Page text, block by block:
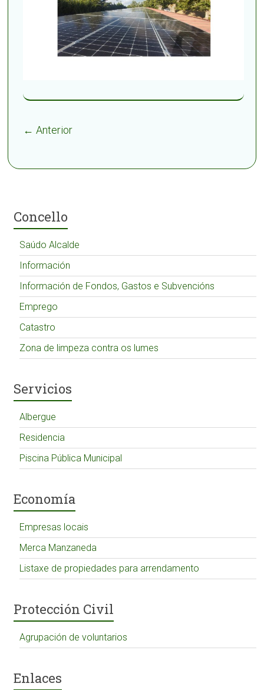
← Anterior
Concello
Saúdo Alcalde
Información
Información de Fondos, Gastos e Subvencións
Emprego
Catastro
Zona de limpeza contra os lumes
Servicios
Albergue
Residencia
Piscina Pública Municipal
Economía
Empresas locais
Merca Manzaneda
Listaxe de propiedades para arrendamento
Protección Civil
Agrupación de voluntarios
Enlaces